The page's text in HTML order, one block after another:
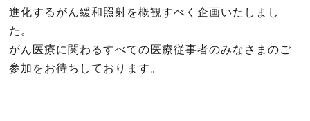
進化するがん緩和照射を概観すべく企画いたしまし
た。
がん医療に関わるすべての医療従事者のみなさまのご
参加をお待ちしております。